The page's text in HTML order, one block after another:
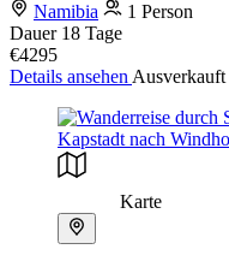
Namibia
1 Person
Dauer 18 Tage
€4295
Details ansehen Ausverkauft
Karte